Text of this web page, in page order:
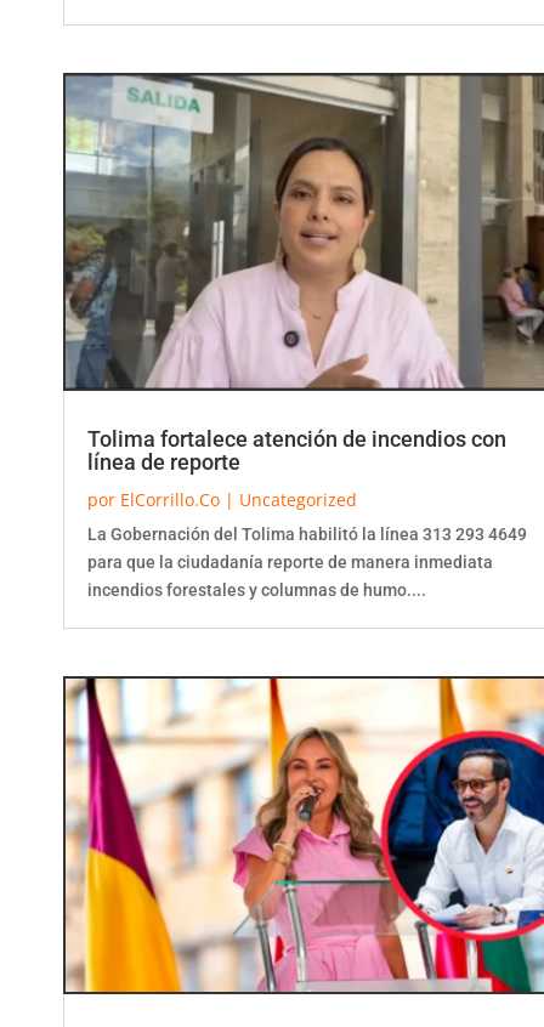
Tolima fortalece atención de incendios con
línea de reporte
por ElCorrillo.Co | Uncategorized
La Gobernación del Tolima habilitó la línea 313 293 4649
para que la ciudadanía reporte de manera inmediata
incendios forestales y columnas de humo....